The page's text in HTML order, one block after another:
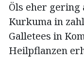
Öls eher
Kurkuma in
Galletees in
Heilpflanzen